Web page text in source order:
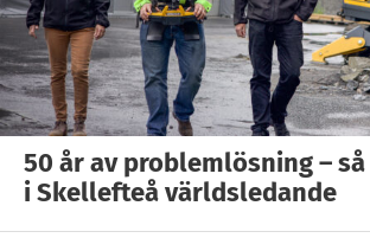
50 år av problemlösning –
i Skellefteå världsledande